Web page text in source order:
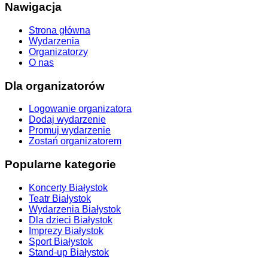
Nawigacja
Strona główna
Wydarzenia
Organizatorzy
O nas
Dla organizatorów
Logowanie organizatora
Dodaj wydarzenie
Promuj wydarzenie
Zostań organizatorem
Popularne kategorie
Koncerty Białystok
Teatr Białystok
Wydarzenia Białystok
Dla dzieci Białystok
Imprezy Białystok
Sport Białystok
Stand-up Białystok